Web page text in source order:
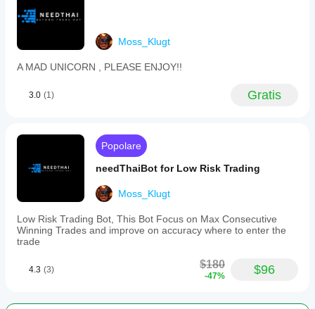
firms
and
charts
order
parameters
risk
4%
drawdown,
and
32%
balance
bot
Moss_Klugt
A MAD UNICORN , PLEASE ENJOY!!
3.0 (1) Gratis
Popolare
needThaiBot for Low Risk Trading
Moss_Klugt
Low Risk Trading Bot, This Bot Focus on Max Consecutive
Winning Trades and improve on accuracy where to enter the
trade
4.3 (3) $180
-47% $96